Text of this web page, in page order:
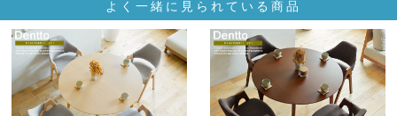
よく一緒に見られている商品